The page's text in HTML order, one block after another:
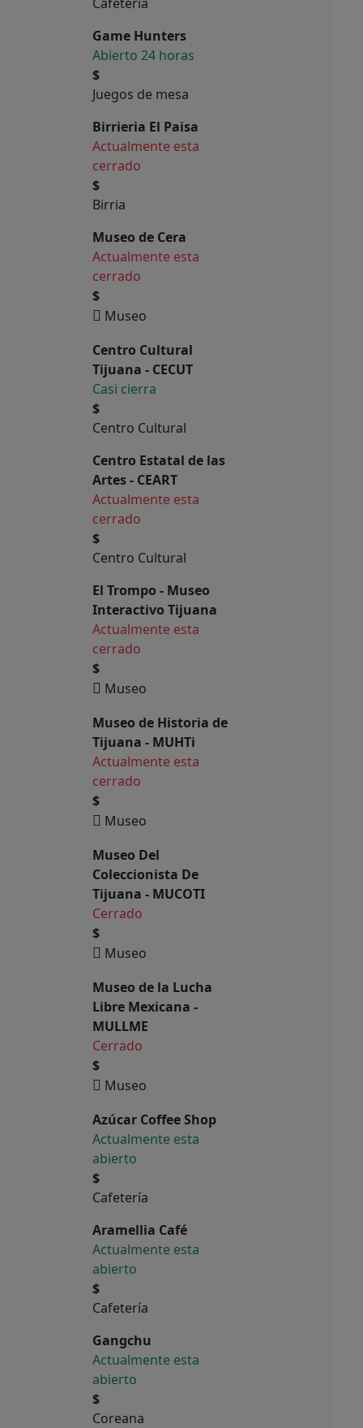
Game Hunters
Abierto 24 horas
$
Juegos de mesa
Birrieria El Paisa
Actualmente esta
cerrado
$
Birria
Museo de Cera
Actualmente esta
cerrado
$
Museo
Centro Cultural
Tijuana - CECUT
Casi cierra
$
Centro Cultural
Centro Estatal de las
Artes - CEART
Actualmente esta
cerrado
$
Centro Cultural
El Trompo - Museo
Interactivo Tijuana
Actualmente esta
cerrado
$
Museo
Museo de Historia de
Tijuana - MUHTi
Actualmente esta
cerrado
$
Museo
Museo Del
Coleccionista De
Tijuana - MUCOTI
Cerrado
$
Museo
Museo de la Lucha
Libre Mexicana -
MULLME
Cerrado
$
Museo
Azúcar Coffee Shop
Actualmente esta
abierto
$
Cafetería
Aramellia Café
Actualmente esta
abierto
$
Cafetería
Gangchu
Actualmente esta
abierto
$
Coreana